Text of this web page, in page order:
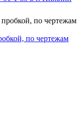
по чертежам